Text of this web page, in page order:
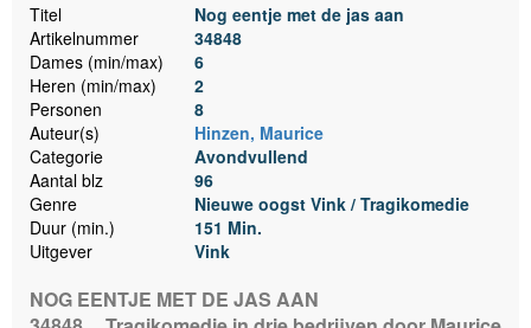
Titel
Nog eentje met de jas aan
Artikelnummer
34848
Dames (min/max)
6
Heren (min/max)
2
Personen
8
Auteur(s)
Hinzen, Maurice
Categorie
Avondvullend
Aantal blz
96
Genre
Nieuwe oogst Vink / Tragikomedie
Duur (min.)
151 Min.
Uitgever
Vink
NOG EENTJE MET DE JAS AAN